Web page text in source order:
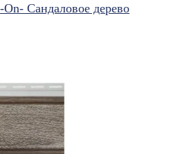
Сандаловое дерево